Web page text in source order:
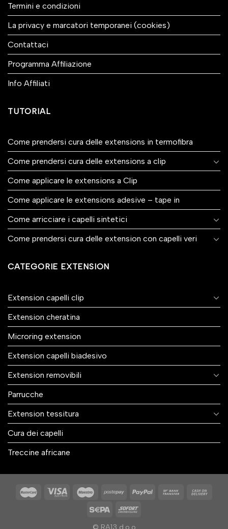
Termini e condizioni
La privacy e marcatori temporanei (cookies)
Contattaci
Programma Affiliazione
Info Affiliati
TUTORIAL
Come prendersi cura delle extensions in termofibra
Come prendersi cura delle extensions a clip
Come applicare le extensions a Clip
Come applicare le extensions adesive – tape in
Come arricciare i capelli sintetici
Come prendersi cura delle extension con capelli veri
CATEGORIE EXTENSION
Extension capelli clip
Extension cheratina
Microring extension
Extension capelli biadesivo
Extension removibili
Parrucche
Extension tessitura
Cura dei capelli
Treccine africane
© RA13 d.o.o